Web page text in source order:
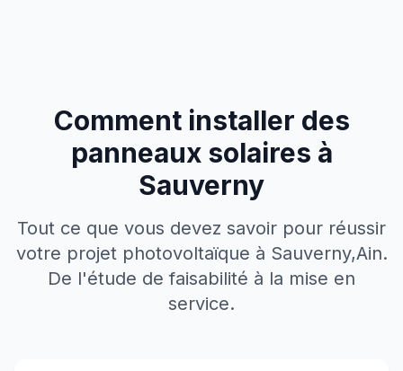
Comment installer des
panneaux solaires à
Sauverny
Tout ce que vous devez savoir pour réussir
votre projet photovoltaïque à Sauverny,Ain.
De l'étude de faisabilité à la mise en
service.